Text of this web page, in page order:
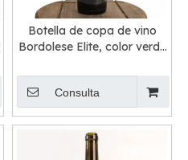
Botella de copa de vino
Bordolese Elite, color verde
Consulta